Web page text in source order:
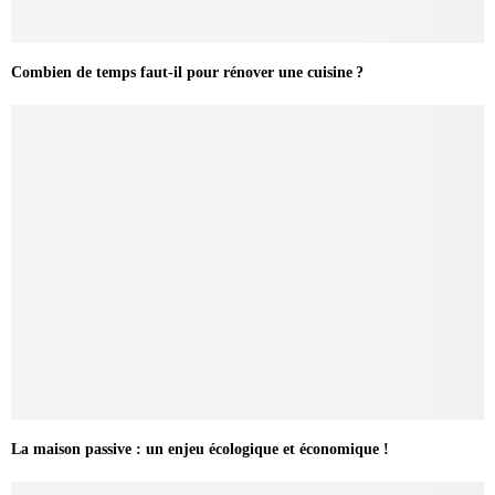
Combien de temps faut-il pour rénover une cuisine ?
La maison passive : un enjeu écologique et économique !